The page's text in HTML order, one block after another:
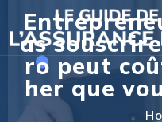
as
ro peut
her que